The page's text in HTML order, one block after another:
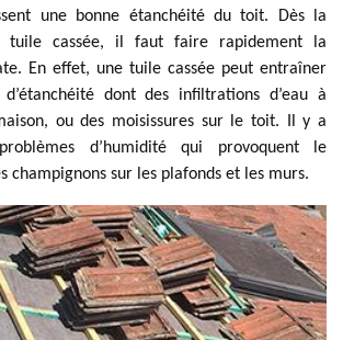
une bonne étanchéité du toit. Dès la
tuile cassée, il faut faire rapidement la
En effet, une tuile cassée peut entraîner
dont des infiltrations d’eau à
ou des moisissures sur le toit. Il y a
d’humidité qui provoquent le
champignons sur les plafonds et les murs.